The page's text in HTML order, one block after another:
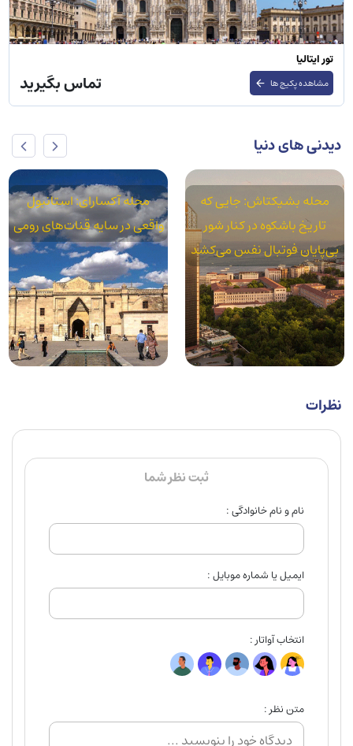
تور ایتالیا
مشاهده پکیج ها تماس بگیرید
دیدنی های دنیا
محله بشیکتاش: جایی که
تاریخ باشکوه در کنار شور
بی‌پایان فوتبال نفس می‌کشد
محله آکسارای: استانبول
واقعی در سایه قنات‌های رومی
نظرات
ثبت نظر شما
نام و نام خانوادگی :
ایمیل یا شماره موبایل :
انتخاب آواتار :
متن نظر :